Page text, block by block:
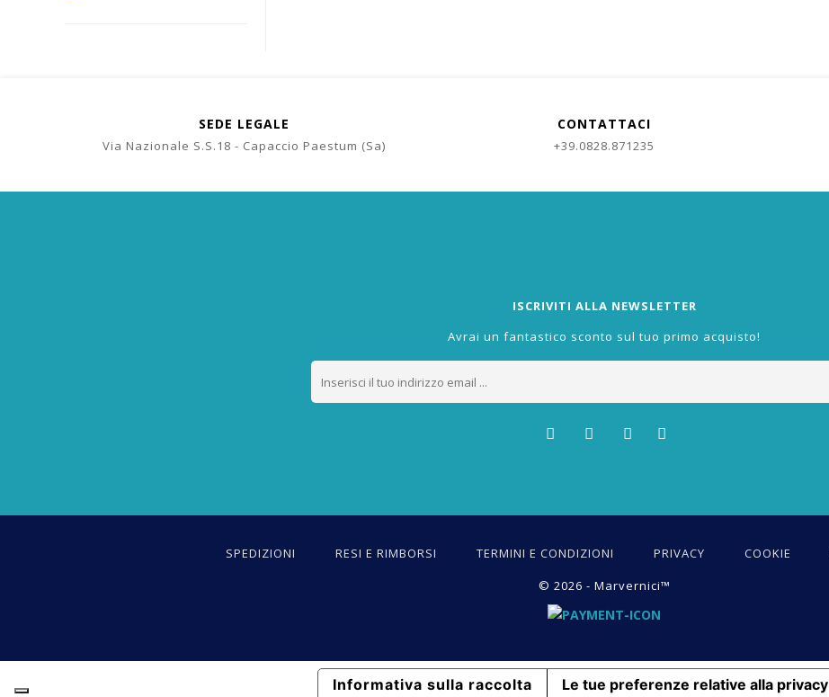
SEDE LEGALE
Via Nazionale S.S.18 - Capaccio Paestum (Sa)
CONTATTACI
+39.0828.871235
ISCRIVITI ALLA NEWSLETTER
Avrai un fantastico sconto sul tuo primo acquisto!
SPEDIZIONI RESI E RIMBORSI TERMINI E CONDIZIONI PRIVACY COOKIE
© 2026 - Marvernici™
Informativa sulla raccolta Le tue preferenze relative alla privacy